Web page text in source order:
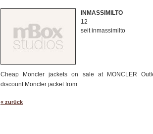
INMASSIMILTO
12
seit inmassimilto
Cheap Moncler jackets on sale at MONCLER
discount Moncler jacket from
« zurück